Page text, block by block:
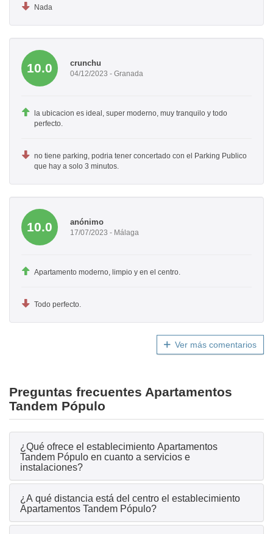
Nada
10.0 crunchu
04/12/2023 - Granada
la ubicacion es ideal, super moderno, muy tranquilo y todo
perfecto.
no tiene parking, podria tener concertado con el Parking Publico
que hay a solo 3 minutos.
10.0 anónimo
17/07/2023 - Málaga
Apartamento moderno, limpio y en el centro.
Todo perfecto.
Ver más comentarios
Preguntas frecuentes Apartamentos
Tandem Pópulo
¿Qué ofrece el establecimiento Apartamentos
Tandem Pópulo en cuanto a servicios e
instalaciones?
¿A qué distancia está del centro el establecimiento
Apartamentos Tandem Pópulo?